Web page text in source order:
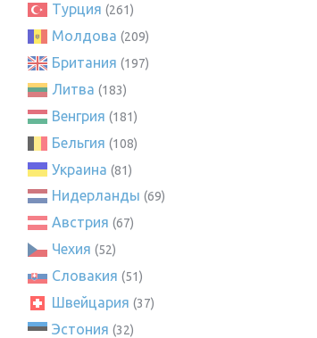
Турция (261)
Молдова (209)
Британия (197)
Литва (183)
Венгрия (181)
Бельгия (108)
Украина (81)
Нидерланды (69)
Австрия (67)
Чехия (52)
Словакия (51)
Швейцария (37)
Эстония (32)